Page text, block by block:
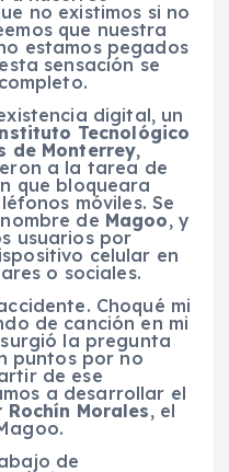
no existimos si no
que nuestra
estamos pegados
sensación se
digital, un
Tecnológico
de Monterrey,
a la tarea de
que bloqueara
móviles. Se
de Magoo, y
usuarios por
celular en
o sociales.
Choqué mi
de canción en mi
la pregunta
puntos por no
de ese
a desarrollar el
Morales, el
de